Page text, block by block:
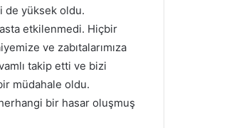
de yüksek oldu.
etkilenmedi. Hiçbir
ve zabıtalarımıza
takip etti ve bizi
müdahale oldu.
bir hasar oluşmuş